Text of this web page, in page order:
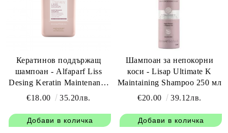
Кератинов поддържащ
шампоан - Alfaparf Liss
Desing Keratin Maintenance
Shampoo 250 мл.
€18.00 35.20лв.
Шампоан за непокорни
коси - Lisap Ultimate K
Maintaining Shampoo 250 мл
€20.00
39.12лв.